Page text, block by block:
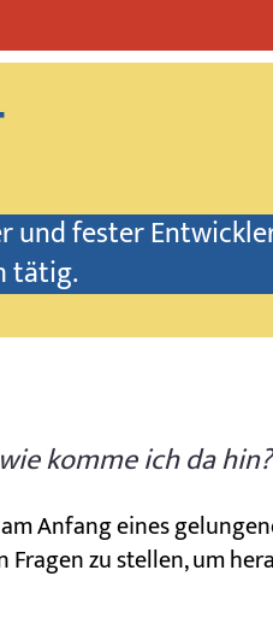
fester
tätig.
komme ich da hin?
Anfang eines
zu stellen, um